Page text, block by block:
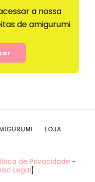
a nossa
de amigurumi
de Privacidade -
Legal]
LOJA